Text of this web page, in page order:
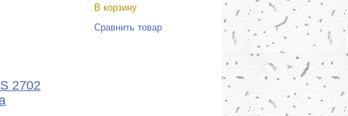
В корзину
Сравнить товар
2702